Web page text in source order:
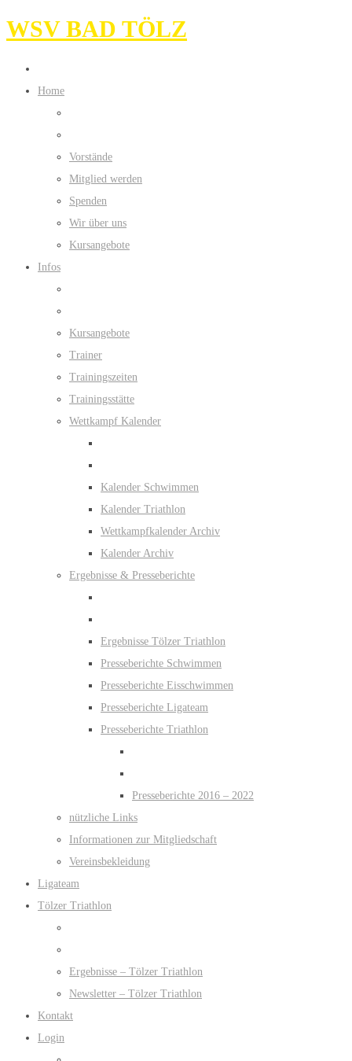
WSV BAD TÖLZ
Home
Vorstände
Mitglied werden
Spenden
Wir über uns
Kursangebote
Infos
Kursangebote
Trainer
Trainingszeiten
Trainingsstätte
Wettkampf Kalender
Kalender Schwimmen
Kalender Triathlon
Wettkampfkalender Archiv
Kalender Archiv
Ergebnisse & Presseberichte
Ergebnisse Tölzer Triathlon
Presseberichte Schwimmen
Presseberichte Eisschwimmen
Presseberichte Ligateam
Presseberichte Triathlon
Presseberichte 2016 – 2022
nützliche Links
Informationen zur Mitgliedschaft
Vereinsbekleidung
Ligateam
Tölzer Triathlon
Ergebnisse – Tölzer Triathlon
Newsletter – Tölzer Triathlon
Kontakt
Login